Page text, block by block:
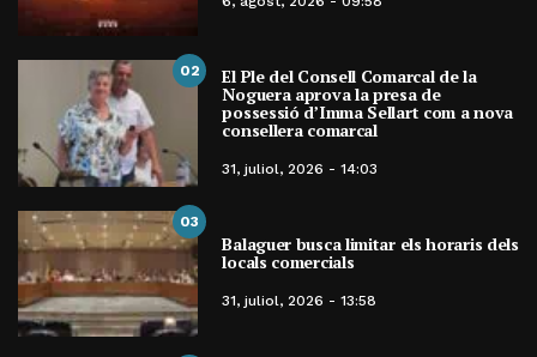
02 El Ple del Consell Comarcal de la
Noguera aprova la presa de
possessió d’Imma Sellart com a nova
consellera comarcal
31, juliol, 2026 - 14:03
03
Balaguer busca limitar els horaris dels
locals comercials
31, juliol, 2026 - 13:58